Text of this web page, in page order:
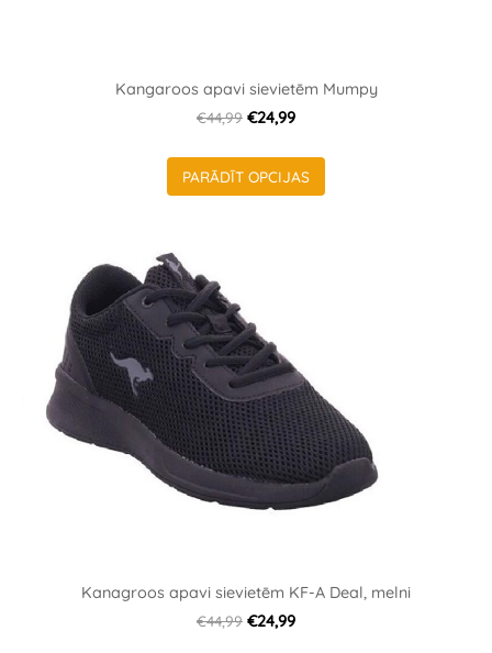
Kangaroos apavi sievietēm Mumpy
€44,99 €24,99
PARĀDĪT OPCIJAS
Kanagroos apavi sievietēm KF-A Deal, melni
€44,99 €24,99